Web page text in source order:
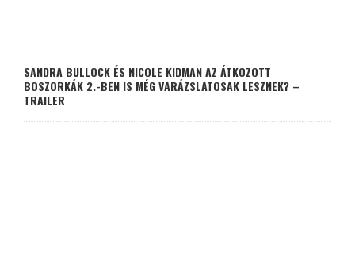
SANDRA BULLOCK ÉS NICOLE KIDMAN AZ ÁTKOZOTT
BOSZORKÁK 2.-BEN IS MÉG VARÁZSLATOSAK LESZNEK? –
TRAILER